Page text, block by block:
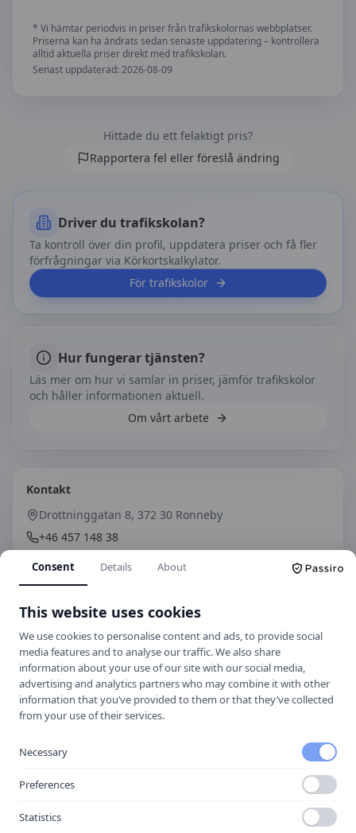
* Vi hämtar periodvis in priser från trafikskolornas webbplatser.
Priserna kan ha ändrats sedan senaste uppdatering – kontrollera
alltid aktuella priser direkt med trafikskolan.
Senast uppdaterad: 2026-08-09
Hittade du ett felaktigt pris?
Rapportera fel eller föreslå ändring
Driver du trafikskolan?
Ta kontroll över din profil, uppdatera priser och få fler
förfrågningar via Körkortskalkylator.
För trafikskolor
Hur fungerar tjänsten?
Läs mer om hur vi samlar in priser, jämför trafikskolor
och håller informationen aktuell.
Om vårt arbete
Kontakt
Drottninggatan 8, 372 30 Ronneby
+46 457 148 38
info@hagbergs.com
Hemsida
Spara som kontakt
Spara i telefonboken
Laddar ner ett kontaktkort som du kan lägga
Hagbergs Trafikskola som kontakt med.
Hitta hit
Consent Details About
This website uses cookies
We use cookies to personalise content and ads, to provide social
media features and to analyse our traffic. We also share
information about your use of our site with our social media,
advertising and analytics partners who may combine it with other
information that you’ve provided to them or that they’ve collected
from your use of their services.
Necessary
Preferences
Statistics